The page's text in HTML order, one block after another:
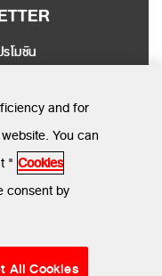
โมชัน
SEND
Reserved.
and for
You can
" Cookies
consent by
All Cookies